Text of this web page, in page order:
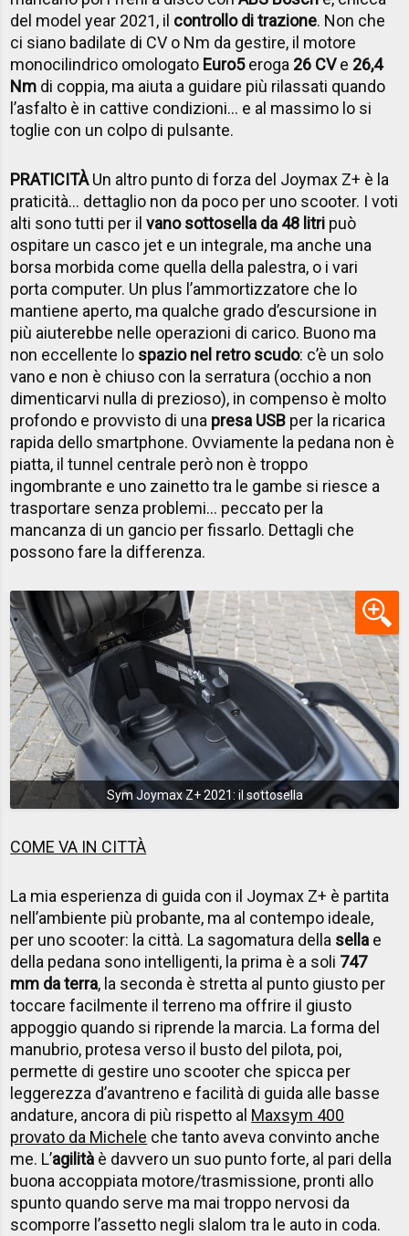
del model year 2021, il controllo di trazione. Non che
ci siano badilate di CV o Nm da gestire, il motore
monocilindrico omologato Euro5eroga 26 CVe 26,4
Nm di coppia, ma aiuta a guidare più rilassati quando
l’asfalto è in cattive condizioni… e al massimo lo si
toglie con un colpo di pulsante.
PRATICITÀUn altro punto di forza del Joymax Z+ è la
praticità… dettaglio non da poco per uno scooter. I voti
alti sono tutti per ilvano sottosella da 48 litri può
ospitare un casco jet e un integrale, ma anche una
borsa morbida come quella della palestra, o i vari
porta computer. Un plus l’ammortizzatore che lo
mantiene aperto, ma qualche grado d’escursione in
più aiuterebbe nelle operazioni di carico. Buono ma
non eccellente lo spazio nel retro scudo: c’è un solo
vano e non è chiuso con la serratura (occhio a non
dimenticarvi nulla di prezioso), in compenso è molto
profondo e provvisto di una presa USB per la ricarica
rapida dello smartphone. Ovviamente la pedana non è
piatta, il tunnel centrale però non è troppo
ingombrante e uno zainetto tra le gambe si riesce a
trasportare senza problemi… peccato per la
mancanza di un gancio per fissarlo. Dettagli che
possono fare la differenza.
Sym Joymax Z+ 2021: il sottosella
COME VA IN CITTÀ
La mia esperienza di guida con il Joymax Z+ è partita
nell’ambiente più probante, ma al contempo ideale,
per uno scooter: la città. La sagomatura della sella e
della pedana sono intelligenti, la prima è a soli 747
mm da terra, la seconda è stretta al punto giusto per
toccare facilmente il terreno ma offrire il giusto
appoggio quando si riprende la marcia. La forma del
manubrio, protesa verso il busto del pilota, poi,
permette di gestire uno scooter che spicca per
leggerezza d’avantreno e facilità di guida alle basse
andature, ancora di più rispetto al Maxsym 400
provato da Michele che tanto aveva convinto anche
me. L’agilità è davvero un suo punto forte, al pari della
buona accoppiata motore/trasmissione, pronti allo
spunto quando serve ma mai troppo nervosi da
scomporre l’assetto negli slalom tra le auto in coda.